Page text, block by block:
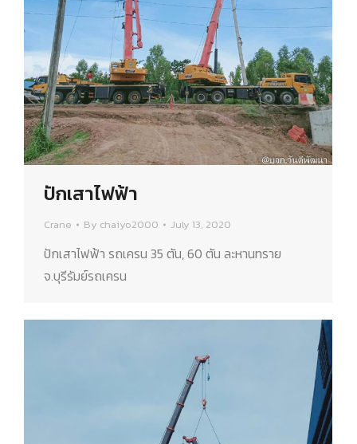
ปักเสาไฟฟ้า
Crane By chaiyo2000 July 13, 2020
ปักเสาไฟฟ้า รถเครน 35 ตัน, 60 ตัน ละหานทราย
จ.บุรีรัมย์รถเครน